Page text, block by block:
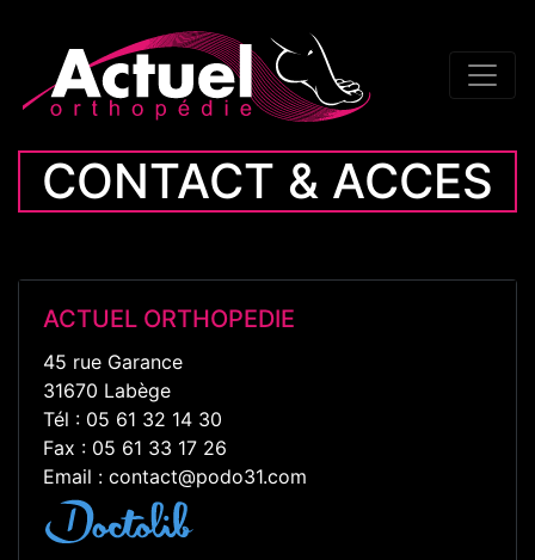
CONTACT & ACCES
ACTUEL ORTHOPEDIE
45 rue Garance
31670 Labège
Tél : 05 61 32 14 30
Fax : 05 61 33 17 26
Email : contact@podo31.com